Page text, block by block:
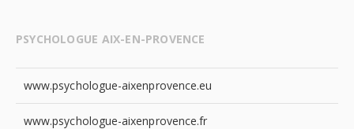
PSYCHOLOGUE AIX-EN-PROVENCE
www.psychologue-aixenprovence.eu
www.psychologue-aixenprovence.fr